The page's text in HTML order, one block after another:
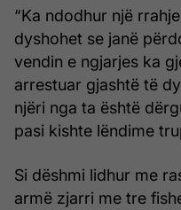
“Ka ndodhur një
dyshohet se janë
vendin e ngjarjes ka
arrestuar gjashtë të
njëri nga ta është
pasi kishte lëndime
Si dëshmi lidhur me
armë zjarri me tre